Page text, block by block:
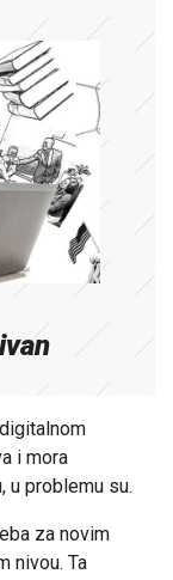
i mora
u problemu su.
za novim
nivou. Ta